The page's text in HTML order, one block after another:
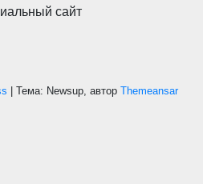
сайт
| Тема: Newsup, автор Themeansar